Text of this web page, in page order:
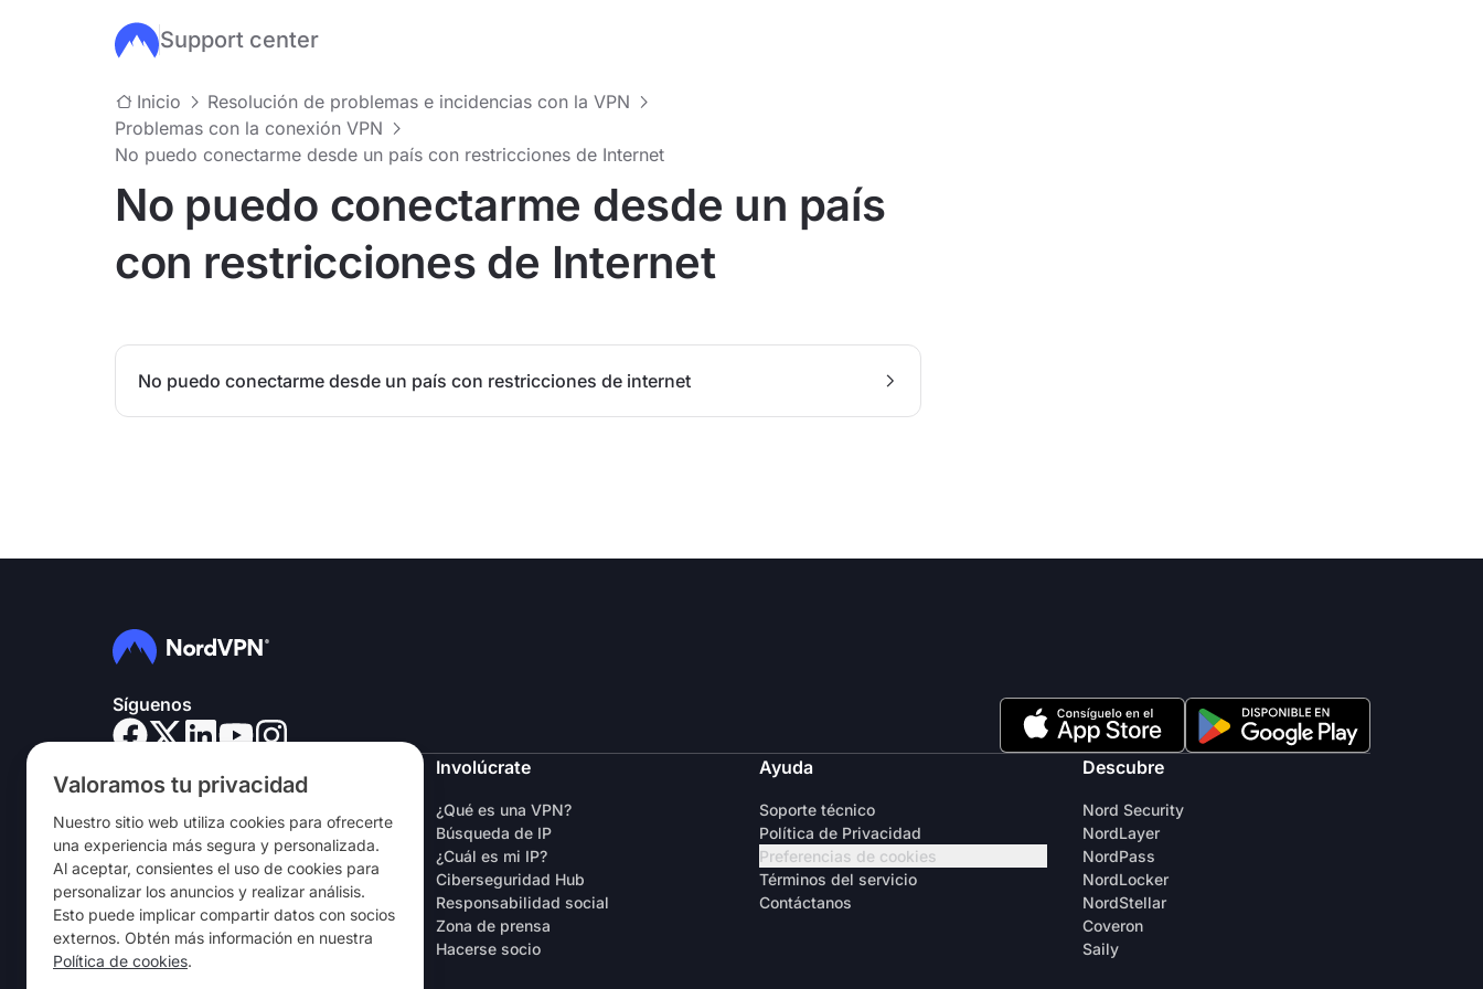
Valoramos tu privacidad
Nuestro sitio web utiliza cookies para ofrecerte
una experiencia más segura y personalizada.
Al aceptar, consientes el uso de cookies para
personalizar los anuncios y realizar análisis.
Esto puede implicar compartir datos con socios
externos. Obtén más información en nuestra
Política de cookies.
Ir al contenido principal
Support center
Inicio
Resolución de problemas e incidencias con la VPN
Problemas con la conexión VPN
No puedo conectarme desde un país con restricciones de Internet
No puedo conectarme desde un país
con restricciones de Internet
No puedo conectarme desde un país con restricciones de internet
Síguenos
Empleo
Prueba gratuita de VPN
Routers VPN
Opiniones
Descuento de estudiantes y
empleados
Dónde comprar
Involúcrate
¿Qué es una VPN?
Búsqueda de IP
¿Cuál es mi IP?
Ciberseguridad Hub
Responsabilidad social
Zona de prensa
Hacerse socio
Ayuda
Soporte técnico
Política de Privacidad
Preferencias de cookies
Términos del servicio
Contáctanos
Descubre
Nord Security
NordLayer
NordPass
NordLocker
NordStellar
Coveron
Saily